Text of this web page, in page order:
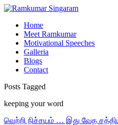
Home
Meet Ramkumar
Motivational Speeches
Galleria
Blogs
Contact
Posts Tagged
keeping your word
வெற்றி நிச்சயம் … இது வேத